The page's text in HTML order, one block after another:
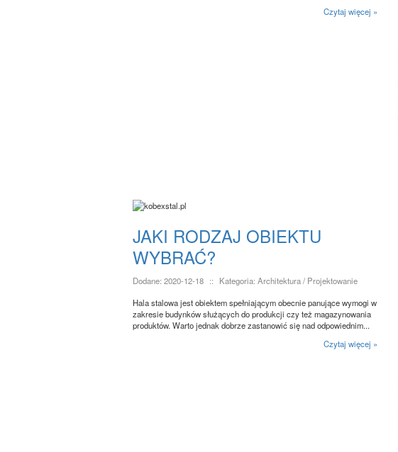
Czytaj więcej »
JAKI RODZAJ OBIEKTU
WYBRAĆ?
Dodane: 2020-12-18 ::
Kategoria: Architektura / Projektowanie
Hala stalowa jest obiektem spełniającym obecnie panujące wymogi w
zakresie budynków służących do produkcji czy też magazynowania
produktów. Warto jednak dobrze zastanowić się nad odpowiednim...
Czytaj więcej »